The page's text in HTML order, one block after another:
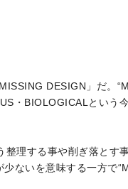
DESIGN」だ。
・BIOLOGICALという
理する事や削ぎ落とす
ないを意味する一方で